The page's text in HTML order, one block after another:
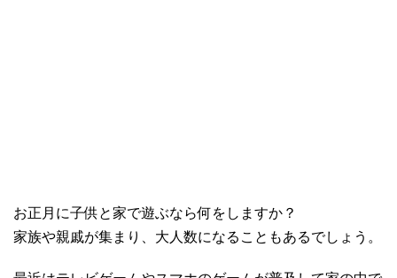
お正月に子供と家で遊ぶなら何をしますか？
家族や親戚が集まり、大人数になることもあるでしょう。